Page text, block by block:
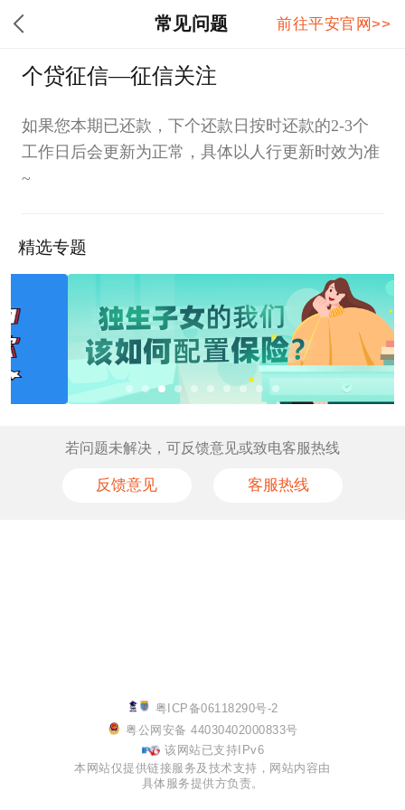
常见问题 前往平安官网>>
个贷征信—征信关注
如果您本期已还款，下个还款日按时还款的2-3个
工作日后会更新为正常，具体以人行更新时效为准
~
精选专题
若问题未解决，可反馈意见或致电客服热线
反馈意见 客服热线
粤ICP备06118290号-2
粤公网安备 44030402000833号
该网站已支持IPv6
本网站仅提供链接服务及技术支持，网站内容由
具体服务提供方负责。